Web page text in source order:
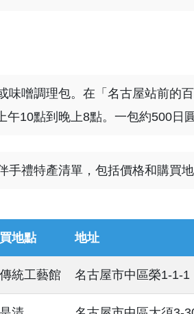
味噌調理包。在「名古屋站前的
10點到晚上8點。一包約500日
禮特產清單，包括價格和購買地
地點 地址
統工藝館 名古屋市中區榮1-1-1